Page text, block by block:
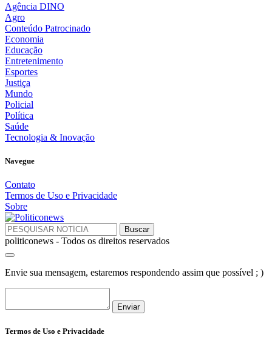
Agência DINO
Agro
Conteúdo Patrocinado
Economia
Educação
Entretenimento
Esportes
Justiça
Mundo
Policial
Política
Saúde
Tecnologia & Inovação
Navegue
Contato
Termos de Uso e Privacidade
Sobre
politiconews - Todos os direitos reservados
Envie sua mensagem, estaremos respondendo assim que possível ; )
Enviar
Termos de Uso e Privacidade